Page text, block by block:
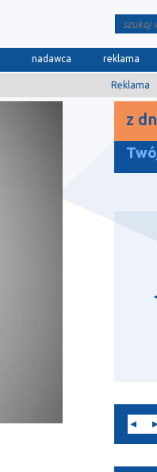
nadawca reklama
Reklama
z